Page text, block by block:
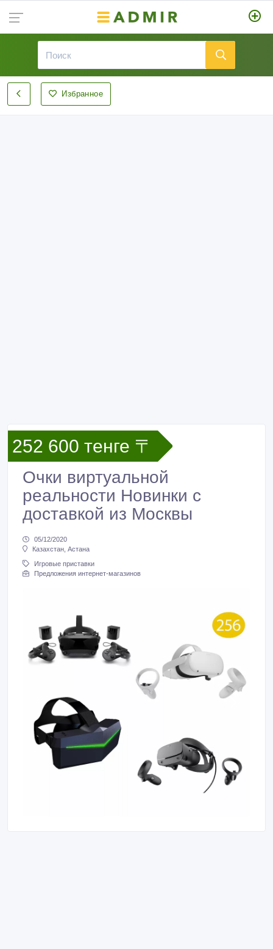
Избранное
252 600 тенге 〒
Очки виртуальной
реальности Новинки с
доставкой из Москвы
05/12/2020
Казахстан, Астана
Игровые приставки
Предложения интернет-магазинов